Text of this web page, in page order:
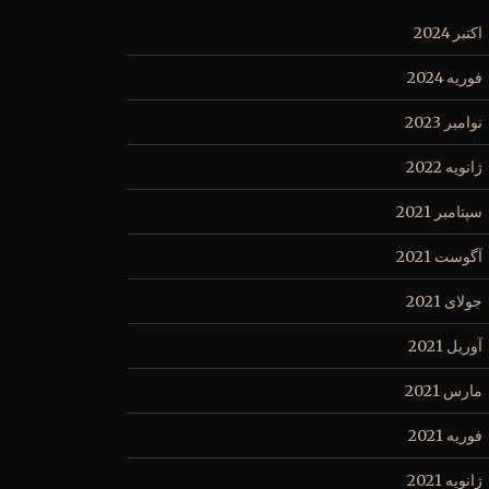
اکتبر 2024
فوریه 2024
نوامبر 2023
ژانویه 2022
سپتامبر 2021
آگوست 2021
جولای 2021
آوریل 2021
مارس 2021
فوریه 2021
ژانویه 2021